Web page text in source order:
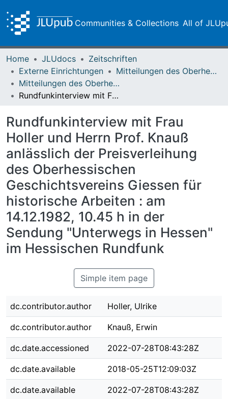
Communities & Collections All of
Home JLUdocs
Zeitschriften
Externe Einrichtungen
Mitteilungen des Oberhessischen Geschichtsvereins Gießen
Mitteilungen des Oberhessischen Geschichtsvereins Gießen Vol. 068 (1983)
Rundfunkinterview mit Frau Holler und Herrn Prof. Knauß anlässlich der Preisverleihung des Oberhessischen Geschichtsvereins Giessen für historische Arbeiten : am 14.12.1982, 10.45 h in der Sendung "Unterwegs in Hessen" im Hessischen Rundfunk
Rundfunkinterview mit Frau
Holler und Herrn Prof. Knauß
anlässlich der Preisverleihung
des Oberhessischen
Geschichtsvereins Giessen für
historische Arbeiten : am
14.12.1982, 10.45 h in der
Sendung "Unterwegs in Hessen"
im Hessischen Rundfunk
Simple item page
dc.contributor.author Holler, Ulrike
dc.contributor.author Knauß, Erwin
dc.date.accessioned 2022-07-28T08:43:28Z
dc.date.available 2018-05-25T12:09:03Z
dc.date.available 2022-07-28T08:43:28Z